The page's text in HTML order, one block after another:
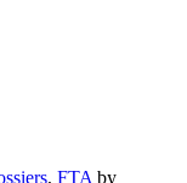
, FTA by